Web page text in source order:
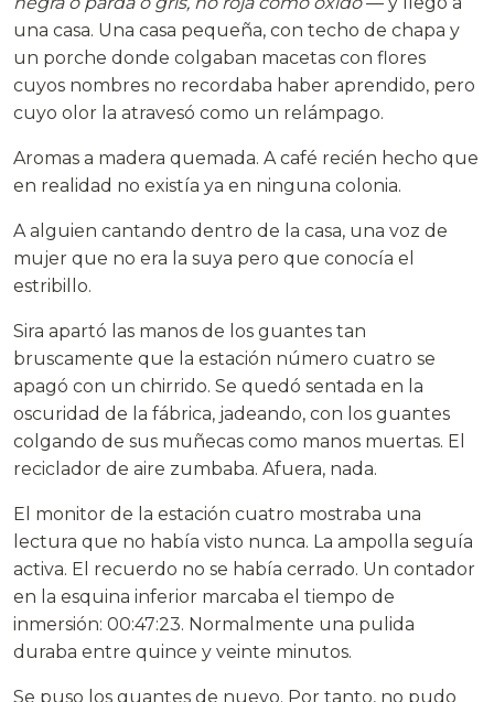
una casa. Una casa pequeña, con techo de chapa y
un porche donde colgaban macetas con flores
cuyos nombres no recordaba haber aprendido, pero
cuyo olor la atravesó como un relámpago.
Aromas a madera quemada. A café recién hecho que
en realidad no existía ya en ninguna colonia.
A alguien cantando dentro de la casa, una voz de
mujer que no era la suya pero que conocía el
estribillo.
Sira apartó las manos de los guantes tan
bruscamente que la estación número cuatro se
apagó con un chirrido. Se quedó sentada en la
oscuridad de la fábrica, jadeando, con los guantes
colgando de sus muñecas como manos muertas. El
reciclador de aire zumbaba. Afuera, nada.
El monitor de la estación cuatro mostraba una
lectura que no había visto nunca. La ampolla seguía
activa. El recuerdo no se había cerrado. Un contador
en la esquina inferior marcaba el tiempo de
inmersión: 00:47:23. Normalmente una pulida
duraba entre quince y veinte minutos.
Se puso los guantes de nuevo. Por tanto, no pudo